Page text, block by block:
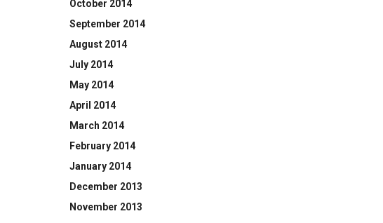
October 2014
September 2014
August 2014
July 2014
May 2014
April 2014
March 2014
February 2014
January 2014
December 2013
November 2013